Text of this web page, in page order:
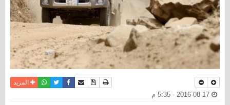
نسخة للطباعة
حفظ الموضوع
أرسل الى صديق
فيسبوكتويترواتسابالمزيد